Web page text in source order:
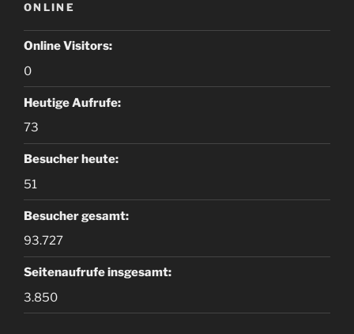
ONLINE
Online Visitors:
0
Heutige Aufrufe:
73
Besucher heute:
51
Besucher gesamt:
93.727
Seitenaufrufe insgesamt:
3.850